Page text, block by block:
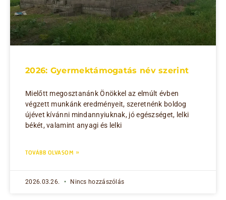
2026: Gyermektámogatás név szerint
Mielőtt megosztanánk Önökkel az elmúlt évben
végzett munkánk eredményeit, szeretnénk boldog
újévet kívánni mindannyiuknak, jó egészséget, lelki
békét, valamint anyagi és lelki
TOVÁBB OLVASOM »
2026.03.26. Nincs hozzászólás